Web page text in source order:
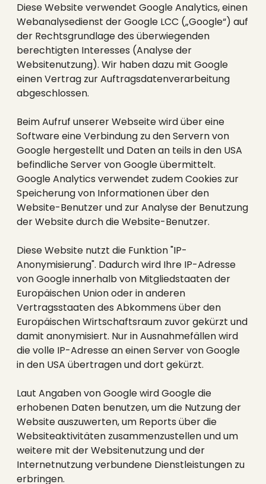
Diese Website verwendet Google Analytics, einen
Webanalysedienst der Google LCC („Google“) auf
der Rechtsgrundlage des überwiegenden
berechtigten Interesses (Analyse der
Websitenutzung). Wir haben dazu mit Google
einen Vertrag zur Auftragsdatenverarbeitung
abgeschlossen.
Beim Aufruf unserer Webseite wird über eine
Software eine Verbindung zu den Servern von
Google hergestellt und Daten an teils in den USA
befindliche Server von Google übermittelt.
Google Analytics verwendet zudem Cookies zur
Speicherung von Informationen über den
Website-Benutzer und zur Analyse der Benutzung
der Website durch die Website-Benutzer.
Diese Website nutzt die Funktion "IP-
Anonymisierung". Dadurch wird Ihre IP-Adresse
von Google innerhalb von Mitgliedstaaten der
Europäischen Union oder in anderen
Vertragsstaaten des Abkommens über den
Europäischen Wirtschaftsraum zuvor gekürzt und
damit anonymisiert. Nur in Ausnahmefällen wird
die volle IP-Adresse an einen Server von Google
in den USA übertragen und dort gekürzt.
Laut Angaben von Google wird Google die
erhobenen Daten benutzen, um die Nutzung der
Website auszuwerten, um Reports über die
Websiteaktivitäten zusammenzustellen und um
weitere mit der Websitenutzung und der
Internetnutzung verbundene Dienstleistungen zu
erbringen.